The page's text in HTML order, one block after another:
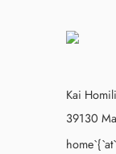
Kai
39130